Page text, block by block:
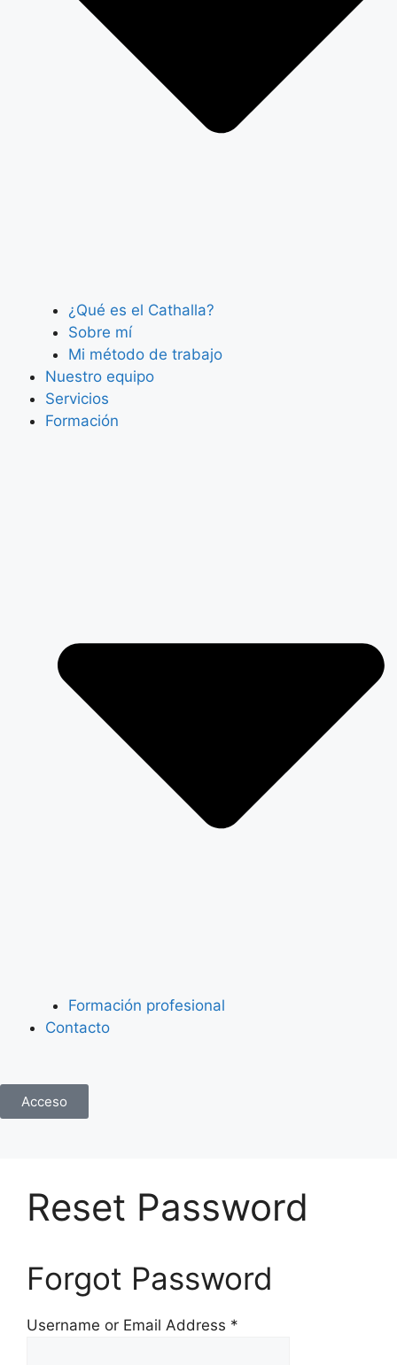
¿Qué es el Cathalla?
Sobre mí
Mi método de trabajo
Nuestro equipo
Servicios
Formación
Formación profesional
Contacto
Acceso
Reset Password
Forgot Password
Username or Email Address *